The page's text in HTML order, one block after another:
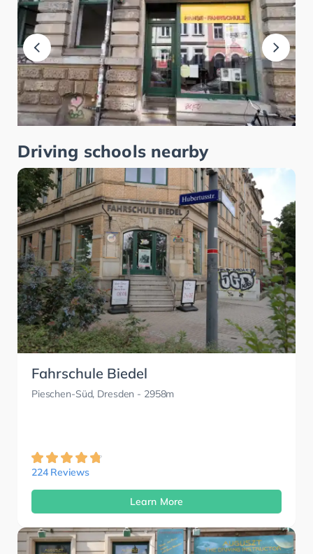
Driving schools nearby
Fahrschule Biedel
Pieschen-Süd, Dresden - 2958m
224 Reviews
Learn More